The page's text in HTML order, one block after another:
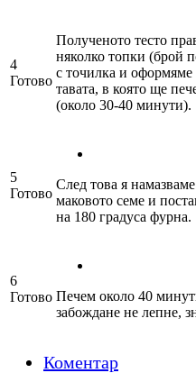
4
Готово
Полученото тесто
няколко топки (брой
с точилка и
тавата, в която ще
(около 30-40 минути).
5
Готово
След това я
маковото семе и
на 180 градуса фурна.
6
Готово Печем около 40
забождане не лепне,
Коментар